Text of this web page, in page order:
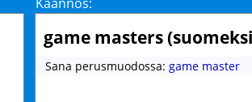
game masters
Sana perusmuodossa: game master